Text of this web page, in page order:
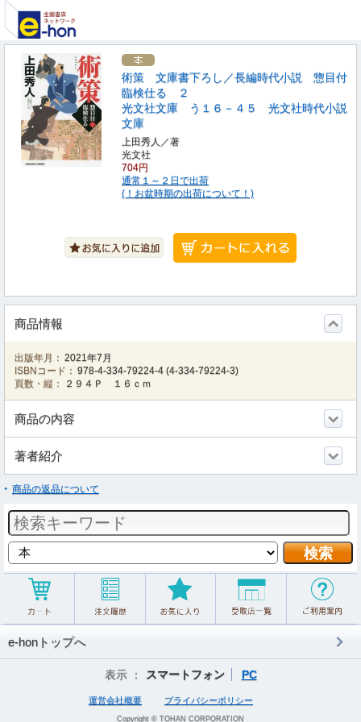
術策 文庫書下ろし／長編時代小説 惣目付
臨検仕る ２
光文社文庫 う１６－４５ 光文社時代小説
文庫
上田秀人／著
光文社
704円
通常１～２日で出荷
(！お盆時期の出荷について！)
商品情報
出版年月： 2021年7月
ISBNコード： 978-4-334-79224-4 (4-334-79224-3)
頁数・縦：
２９４Ｐ １６ｃｍ
商品の内容
著者紹介
商品の返品について
e-honトップへ
表示 ： スマートフォン PC
運営会社概要 プライバシーポリシー
Copyright © TOHAN CORPORATION